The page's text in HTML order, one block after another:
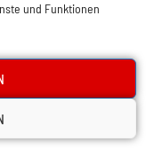
und Funktionen